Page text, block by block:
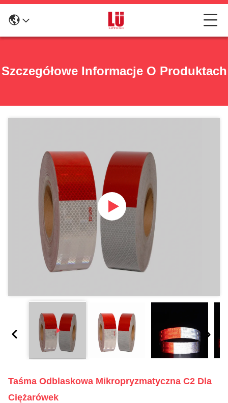
Szczegółowe Informacje O Produktach
Taśma Odblaskowa Mikropryzmatyczna C2 Dla
Ciężarówek